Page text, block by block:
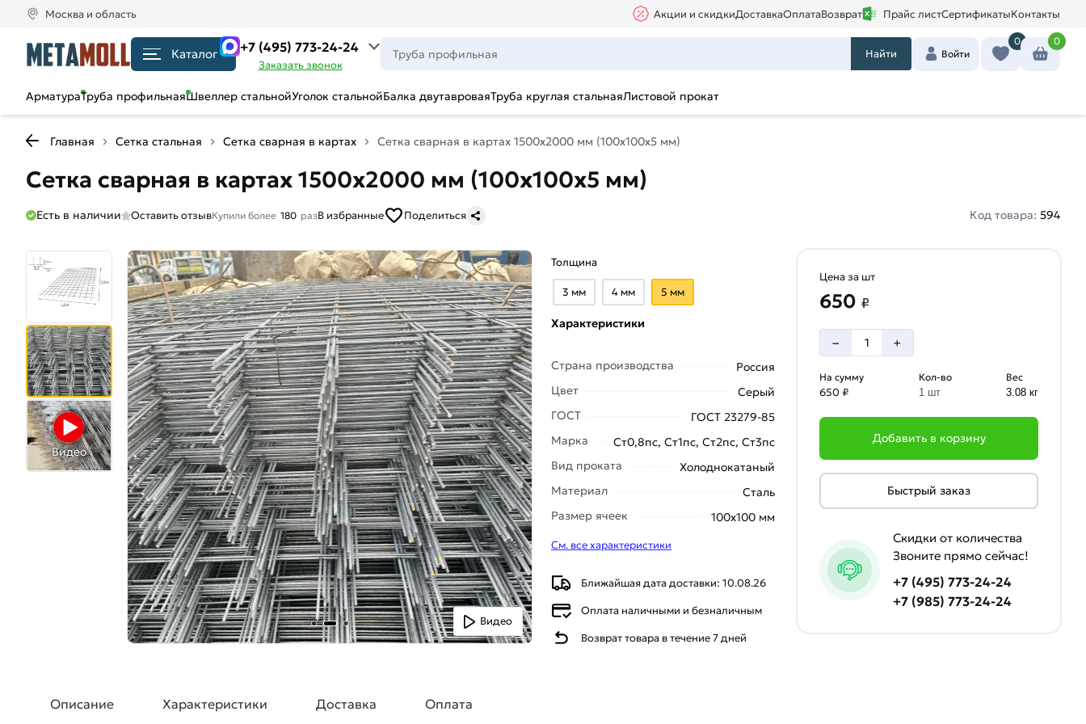
Москва и область Акции и скидкиДоставкаОплатаВозврат Прайс листСертификатыКонтакты
Каталог +7 (495) 773-24-24
Заказать звонок
Найти Войти
0 0
АрматураТруба профильнаяШвеллер стальнойУголок стальнойБалка двутавроваяТруба круглая стальнаяЛистовой прокат
Главная Сетка стальная Сетка сварная в картах Сетка сварная в картах 1500х2000 мм (100х100х5 мм)
Сетка сварная в картах 1500х2000 мм (100х100х5 мм)
Есть в наличии Оставить отзывКупили более 180 разВ избранные Поделиться Код товара: 594
Видео
Видео
Толщина
3 мм 4 мм 5 мм
Характеристики
Страна производства
Россия
Цвет
Серый
ГОСТ
ГОСТ 23279-85
Марка
Ст0,8пс, Ст1пс, Ст2пс, Ст3пс
Вид проката
Холоднокатаный
Материал
Сталь
Размер ячеек
100х100 мм
См. все характеристики
Ближайшая дата доставки: 10.08.26
Оплата наличными и безналичным
Возврат товара в течение 7 дней
Цена за шт
650 ₽
– +
На сумму
650 ₽
Кол-во
1 шт
Вес
3.08 кг
Добавить в корзину
Быстрый заказ
Скидки от количества
Звоните прямо сейчас!
+7 (495) 773-24-24
+7 (985) 773-24-24
Описание Характеристики Доставка
Оплата